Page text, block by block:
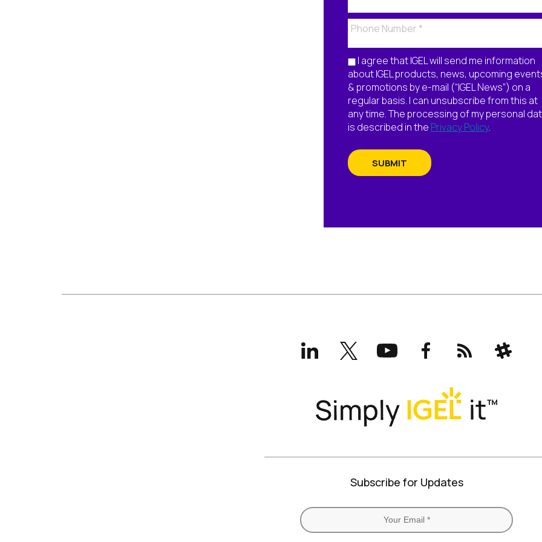
I agree that IGEL will send me information
about IGEL products, news, upcoming
& promotions by e-mail (“IGEL News”) on a
regular basis. I can unsubscribe from this at
any time. The processing of my personal
is described in the Privacy Policy.
SUBMIT
LinkedInX
(formerly
YouTubeFacebookRSS Slack
Subscribe for Updates